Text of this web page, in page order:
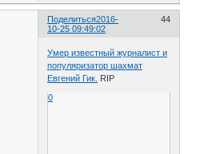
Поделиться 44
2016-
10-25 09:49:02
Умер известный журналист и
популяризатор шахмат
Евгений Гик. RIP
0